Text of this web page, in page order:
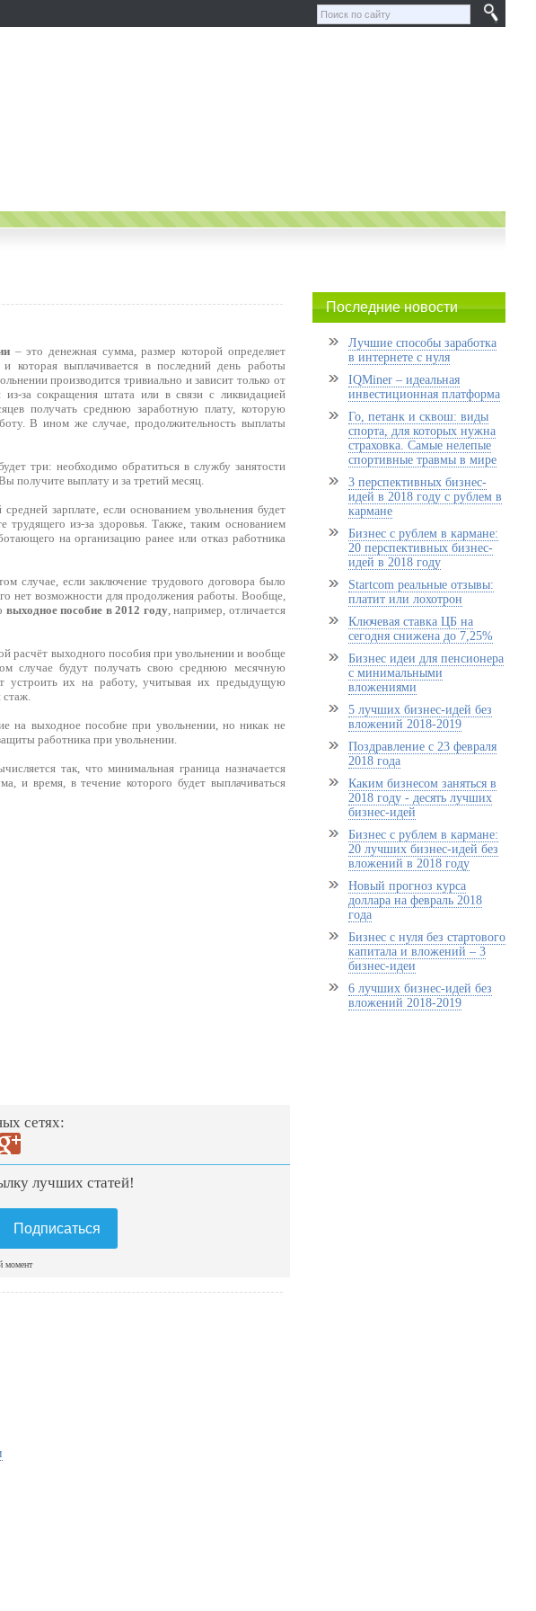
– это денежная сумма, размер которой определяет
которая выплачивается в последний день работы
производится тривиально и зависит только от
за сокращения штата или в связи с ликвидацией
получать среднюю заработную плату, которую
В ином же случае, продолжительность выплаты
три: необходимо обратиться в службу занятости
получите выплату и за третий месяц.
зарплате, если основанием увольнения будет
трудящего из-за здоровья. Также, таким основанием
на организацию ранее или отказ работника
случае, если заключение трудового договора было
нет возможности для продолжения работы. Вообще,
выходное пособие в 2012 году, например, отличается
расчёт выходного пособия при увольнении и вообще
случае будут получать свою среднюю месячную
устроить их на работу, учитывая их предыдущую
стаж.
на выходное пособие при увольнении, но никак не
работника при увольнении.
так, что минимальная граница назначается
и время, в течение которого будет выплачиваться
сетях:
лучших статей!
момент
Последние новости
Лучшие способы заработка
в интернете с нуля
IQMiner – идеальная
инвестиционная платформа
Го, петанк и сквош: виды
спорта, для которых нужна
страховка. Самые нелепые
спортивные травмы в мире
3 перспективных бизнес-
идей в 2018 году с рублем в
кармане
Бизнес с рублем в кармане:
20 перспективных бизнес-
идей в 2018 году
Startcom реальные отзывы:
платит или лохотрон
Ключевая ставка ЦБ на
сегодня снижена до 7,25%
Бизнес идеи для пенсионера
с минимальными
вложениями
5 лучших бизнес-идей без
вложений 2018-2019
Поздравление с 23 февраля
2018 года
Каким бизнесом заняться в
2018 году - десять лучших
бизнес-идей
Бизнес с рублем в кармане:
20 лучших бизнес-идей без
вложений в 2018 году
Новый прогноз курса
доллара на февраль 2018
года
Бизнес с нуля без стартового
капитала и вложений – 3
бизнес-идеи
6 лучших бизнес-идей без
вложений 2018-2019